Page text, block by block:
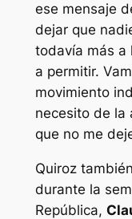
ese mensaje
dejar que
todavía más a
a permitir.
movimiento
necesito de la
que no me
Quiroz
durante la
República,